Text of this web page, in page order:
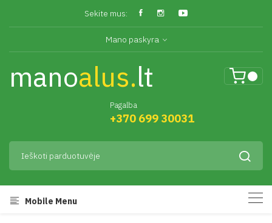
Sekite mus:
Mano paskyra
manoalus.lt
Pagalba
+370 699 30031
Mobile Menu